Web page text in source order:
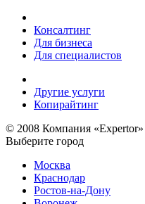
Консалтинг
Для бизнеса
Для специалистов
Другие услуги
Копирайтинг
© 2008 Компания «Expertor»
Выберите город
Москва
Краснодар
Ростов-на-Дону